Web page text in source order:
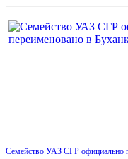
Семейство УАЗ СГР официально